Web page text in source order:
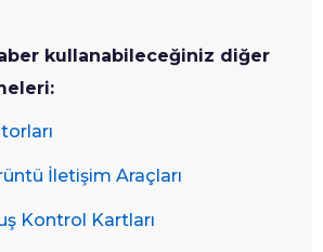
kullanabileceğiniz diğer
İletişim Araçları
Kontrol Kartları